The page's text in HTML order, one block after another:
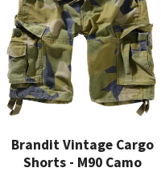
Brandit Vintage Cargo
Shorts - M90 Camo